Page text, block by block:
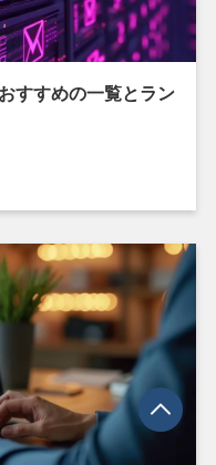
すすめの一覧とラン